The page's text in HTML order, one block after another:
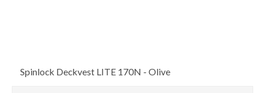
Spinlock Deckvest LITE 170N - Olive